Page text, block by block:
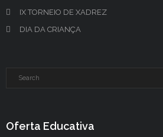
IX TORNEIO DE XADREZ
DIA DA CRIANÇA
Oferta Educativa